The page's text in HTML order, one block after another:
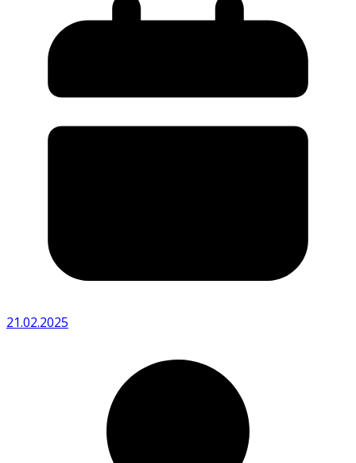
21.02.2025